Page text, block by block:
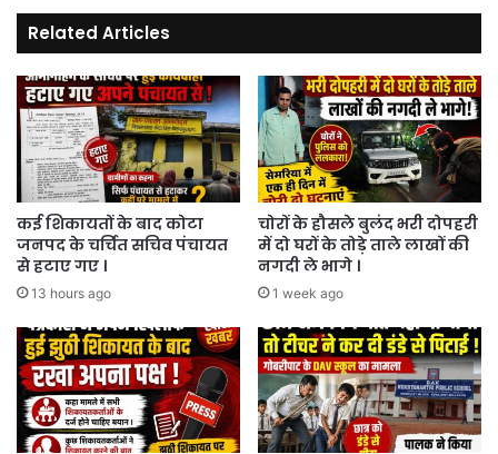
,
कोटा
विधानसभा
की
खोज
करती
खबर
Related Articles
कई शिकायतों के बाद कोटा
जनपद के चर्चित सचिव पंचायत
से हटाए गए ।
13 hours ago
चोरों के हौसले बुलंद भरी दोपहरी
में दो घरों के तोड़े ताले लाखों की
नगदी ले भागे ।
1 week ago